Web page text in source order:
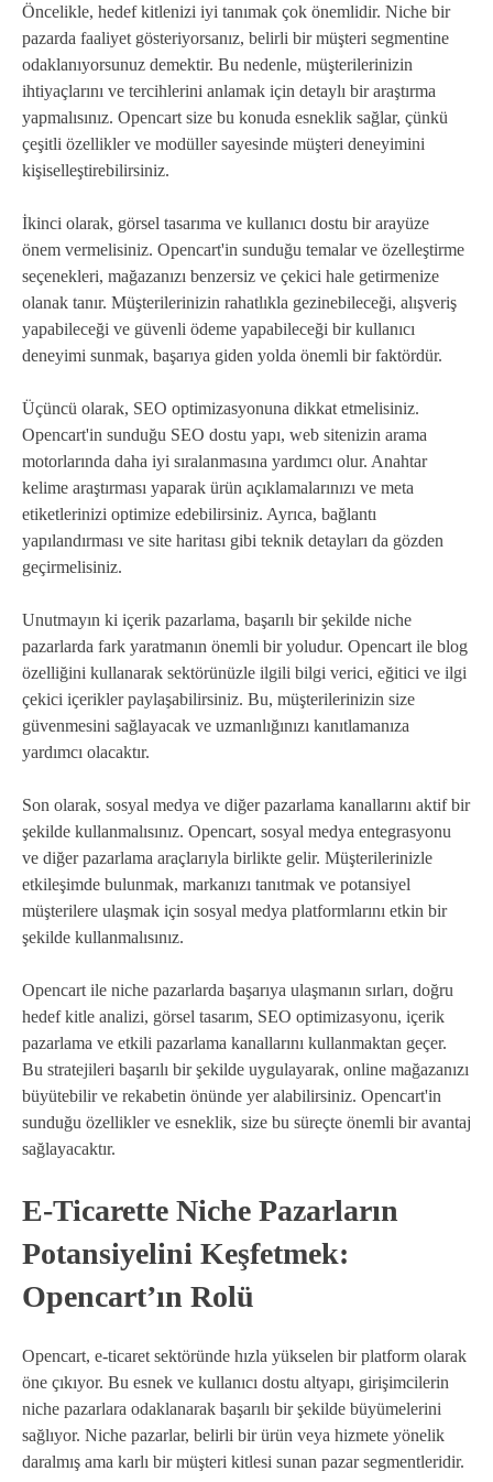
Öncelikle, hedef kitlenizi iyi tanımak çok önemlidir. Niche bir
pazarda faaliyet gösteriyorsanız, belirli bir müşteri segmentine
odaklanıyorsunuz demektir. Bu nedenle, müşterilerinizin
ihtiyaçlarını ve tercihlerini anlamak için detaylı bir araştırma
yapmalısınız. Opencart size bu konuda esneklik sağlar, çünkü
çeşitli özellikler ve modüller sayesinde müşteri deneyimini
kişiselleştirebilirsiniz.
İkinci olarak, görsel tasarıma ve kullanıcı dostu bir arayüze
önem vermelisiniz. Opencart'in sunduğu temalar ve özelleştirme
seçenekleri, mağazanızı benzersiz ve çekici hale getirmenize
olanak tanır. Müşterilerinizin rahatlıkla gezinebileceği, alışveriş
yapabileceği ve güvenli ödeme yapabileceği bir kullanıcı
deneyimi sunmak, başarıya giden yolda önemli bir faktördür.
Üçüncü olarak, SEO optimizasyonuna dikkat etmelisiniz.
Opencart'in sunduğu SEO dostu yapı, web sitenizin arama
motorlarında daha iyi sıralanmasına yardımcı olur. Anahtar
kelime araştırması yaparak ürün açıklamalarınızı ve meta
etiketlerinizi optimize edebilirsiniz. Ayrıca, bağlantı
yapılandırması ve site haritası gibi teknik detayları da gözden
geçirmelisiniz.
Unutmayın ki içerik pazarlama, başarılı bir şekilde niche
pazarlarda fark yaratmanın önemli bir yoludur. Opencart ile blog
özelliğini kullanarak sektörünüzle ilgili bilgi verici, eğitici ve ilgi
çekici içerikler paylaşabilirsiniz. Bu, müşterilerinizin size
güvenmesini sağlayacak ve uzmanlığınızı kanıtlamanıza
yardımcı olacaktır.
Son olarak, sosyal medya ve diğer pazarlama kanallarını aktif bir
şekilde kullanmalısınız. Opencart, sosyal medya entegrasyonu
ve diğer pazarlama araçlarıyla birlikte gelir. Müşterilerinizle
etkileşimde bulunmak, markanızı tanıtmak ve potansiyel
müşterilere ulaşmak için sosyal medya platformlarını etkin bir
şekilde kullanmalısınız.
Opencart ile niche pazarlarda başarıya ulaşmanın sırları, doğru
hedef kitle analizi, görsel tasarım, SEO optimizasyonu, içerik
pazarlama ve etkili pazarlama kanallarını kullanmaktan geçer.
Bu stratejileri başarılı bir şekilde uygulayarak, online mağazanızı
büyütebilir ve rekabetin önünde yer alabilirsiniz. Opencart'in
sunduğu özellikler ve esneklik, size bu süreçte önemli bir avantaj
sağlayacaktır.
E-Ticarette Niche Pazarların
Potansiyelini Keşfetmek:
Opencart’ın Rolü
Opencart, e-ticaret sektöründe hızla yükselen bir platform olarak
öne çıkıyor. Bu esnek ve kullanıcı dostu altyapı, girişimcilerin
niche pazarlara odaklanarak başarılı bir şekilde büyümelerini
sağlıyor. Niche pazarlar, belirli bir ürün veya hizmete yönelik
daralmış ama karlı bir müşteri kitlesi sunan pazar segmentleridir.